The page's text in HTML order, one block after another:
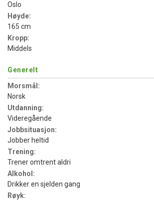
Oslo
Høyde:
165 cm
Kropp:
Middels
Generelt
Morsmål:
Norsk
Utdanning:
Videregående
Jobbsituasjon:
Jobber heltid
Trening:
Trener omtrent aldri
Alkohol:
Drikker en sjelden gang
Røyk: